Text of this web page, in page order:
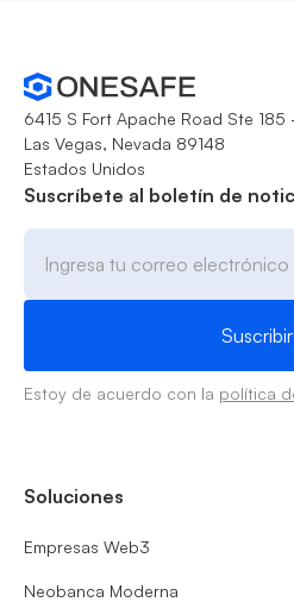
6415 S Fort Apache Road Ste 185
Las Vegas, Nevada 89148
Estados Unidos
Suscríbete al boletín de
Estoy de acuerdo con la política
Soluciones
Empresas Web3
Neobanca Moderna